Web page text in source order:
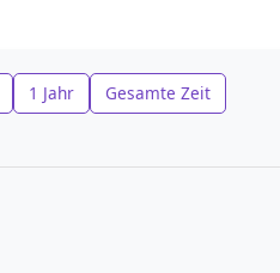
1 Jahr Gesamte Zeit